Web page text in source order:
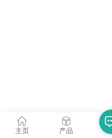
主页 产品